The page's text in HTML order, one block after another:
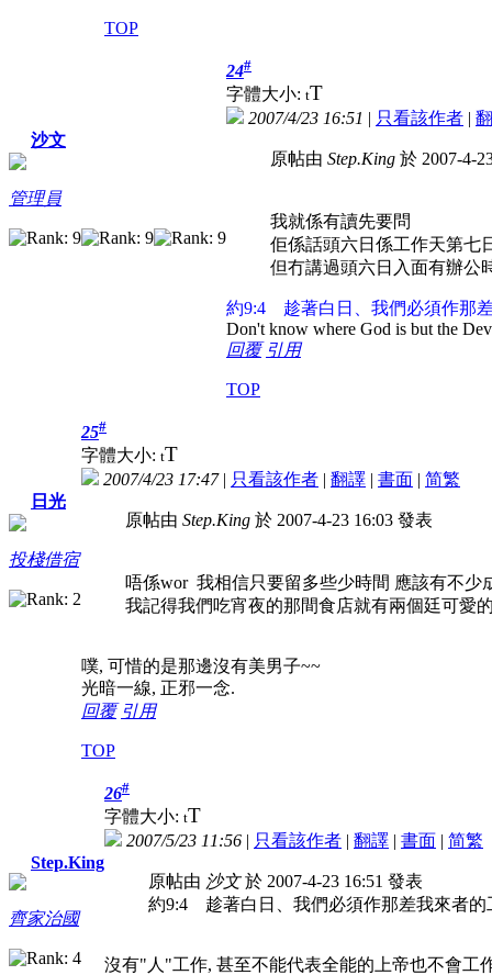
TOP
沙文
管理員
24#
字體大小: tT
2007/4/23 16:51 | 只看該作者 |
原帖由 Step.King 於 2007-4-
我就係有讀先要問
佢係話頭六日係工作天第七
但冇講過頭六日入面有辦公
約9:4 趁著白日、我們必須作那
Don't know where God is but the
回覆 引用
TOP
日光
投棧借宿
25#
字體大小: tT
2007/4/23 17:47| 只看該作者 | 翻譯 | 書面 | 简繁
原帖由 Step.King 於 2007-4-23 16:03 發表
唔係wor 我相信只要留多些少時間 應該有不少
我記得我們吃宵夜的那間食店就有兩個廷可愛
噗, 可惜的是那邊沒有美男子~~
光暗一線, 正邪一念.
回覆 引用
TOP
Step.King
齊家治國
26#
字體大小: tT
2007/5/23 11:56 | 只看該作者 | 翻譯 | 書面 | 简繁
原帖由 沙文於 2007-4-23 16:51 發表
約9:4 趁著白日、我們必須作那差我來者的
沒有"人"工作, 甚至不能代表全能的上帝也不會工